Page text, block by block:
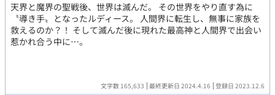
天界と魔界の聖戦後、世界は滅んだ。 その世界をやり直す為に
〝導き手〟となったルディース。 人間界に転生し、無事に家族を
救えるのか？！ そして滅んだ後に現れた最高神と人間界で出会い
惹かれ合う中に…。
文字数 165,633 最終更新日 2024.4.16 登録日 2023.12.6